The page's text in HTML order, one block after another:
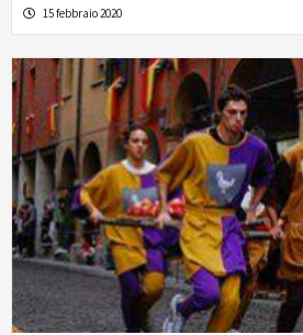
15 febbraio 2020